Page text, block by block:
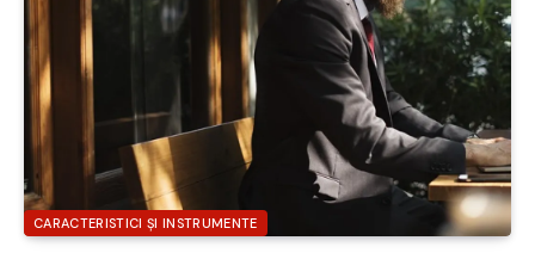
CARACTERISTICI ȘI INSTRUMENTE